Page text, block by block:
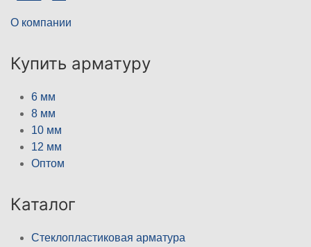
О компании
Купить арматуру
6 мм
8 мм
10 мм
12 мм
Оптом
Каталог
Стеклопластиковая арматура